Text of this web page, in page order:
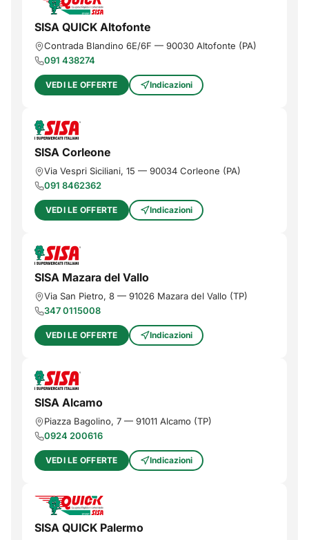
SISA QUICK Altofonte
Contrada Blandino 6E/6F — 90030 Altofonte (PA)
091 438274
VEDI LE OFFERTE Indicazioni
SISA Corleone
Via Vespri Siciliani, 15 — 90034 Corleone (PA)
091 8462362
VEDI LE OFFERTE Indicazioni
SISA Mazara del Vallo
Via San Pietro, 8 — 91026 Mazara del Vallo (TP)
347 0115008
VEDI LE OFFERTE Indicazioni
SISA Alcamo
Piazza Bagolino, 7 — 91011 Alcamo (TP)
0924 200616
VEDI LE OFFERTE Indicazioni
SISA QUICK Palermo